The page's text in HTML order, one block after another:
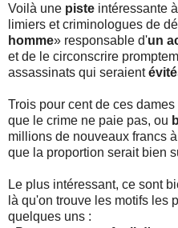
Voilà une piste intéressante
limiers et criminologues de
homme» responsable d'un
et de le circonscrire
assassinats qui seraient
Trois pour cent de ces dames
que le crime ne paie pas, ou
millions de nouveaux francs
que la proportion serait bien
Le plus intéressant, ce sont
là qu'on trouve les motifs les
quelques uns :